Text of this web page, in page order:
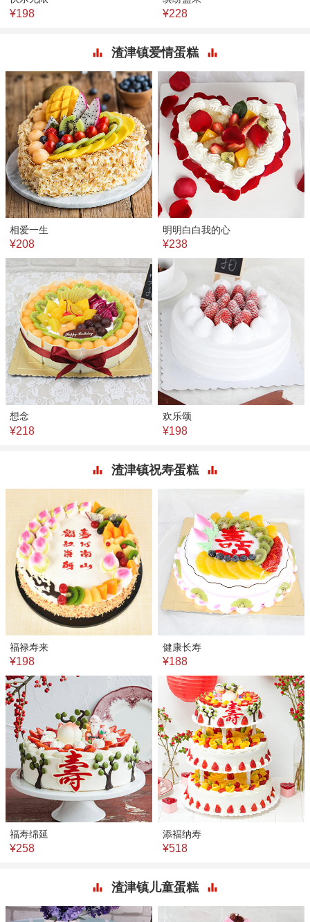
¥198 ¥228
渣津镇爱情蛋糕
相爱一生
¥208
明明白白我的心
¥238
想念
¥218
欢乐颂
¥198
渣津镇祝寿蛋糕
福禄寿来
¥198
健康长寿
¥188
福寿绵延
¥258
添褔纳寿
¥518
渣津镇儿童蛋糕